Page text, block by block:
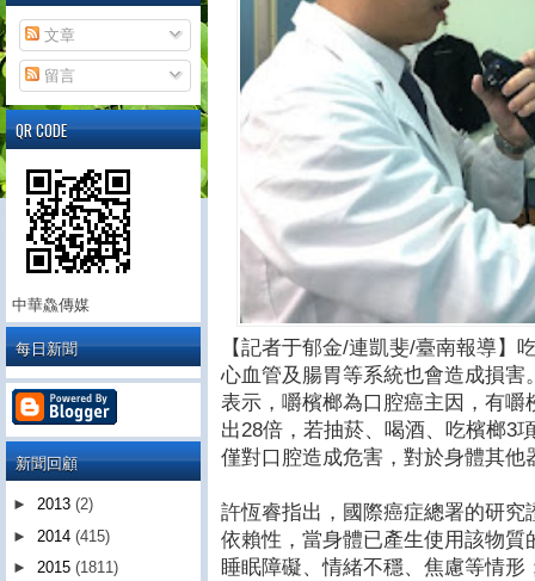
【記者于郁金/連凱斐/臺南報導】
心血管及腸胃等系統也會造成損
表示，嚼檳榔為口腔癌主因，有
出28倍，若抽菸、喝酒、吃檳榔3
僅對口腔造成危害，對於身體其他
許恆睿指出，國際癌症總署的研
依賴性，當身體已產生使用該物
睡眠障礙、情緒不穩、焦慮等情
文章
留言
QR CODE
中華鱻傳媒
每日新聞
新聞回顧
► 2013 (2)
► 2014 (415)
► 2015 (1811)